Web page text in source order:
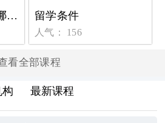
美国高中留学需要哪些条件？留学美国高中必备材料 留学条件
人气： 156
看全部课程
最新课程